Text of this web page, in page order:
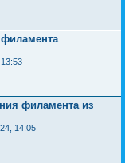
филамента из
14:05